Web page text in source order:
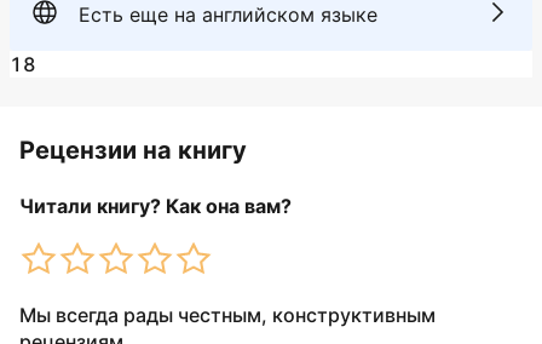
Есть еще на английском языке
18
Рецензии на книгу
Читали книгу? Как она вам?
Мы всегда рады честным, конструктивным